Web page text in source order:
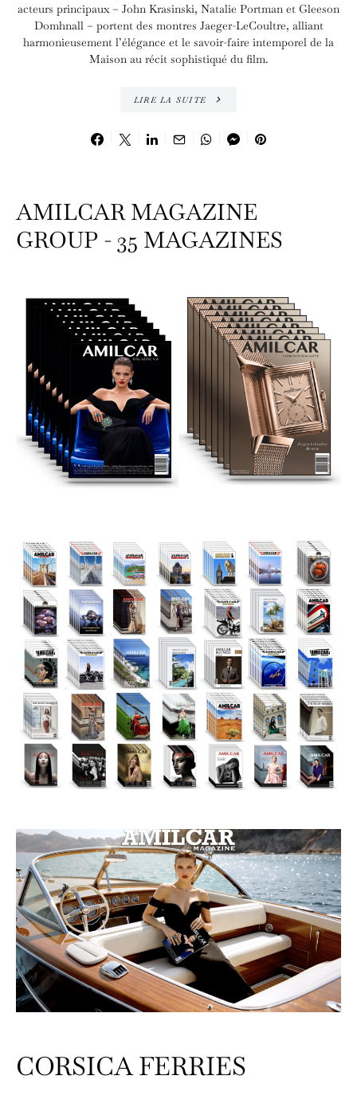
acteurs principaux – John Krasinski, Natalie Portman et Gleeson
Domhnall – portent des montres Jaeger-LeCoultre, alliant
harmonieusement l’élégance et le savoir-faire intemporel de la
Maison au récit sophistiqué du film.
LIRE LA SUITE
AMILCAR MAGAZINE
GROUP - 35 MAGAZINES
CORSICA FERRIES